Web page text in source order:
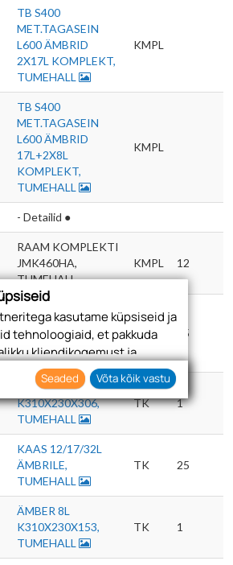
TB S400
MET.TAGASEIN
L600 ÄMBRID
2X17L KOMPLEKT,
TUMEHALL
KMPL
TB S400
MET.TAGASEIN
L600 ÄMBRID
17L+2X8L
KOMPLEKT,
TUMEHALL
KMPL
- Detailid ●
RAAM KOMPLEKTI
JMK460HA,
TUMEHALL
KMPL 12
KOMPLEKTI
JMK460HA,
TUMEHALL
TK 25
ÄMBER 17L
K310X230X306,
TUMEHALL
TK 1
KAAS 12/17/32L
ÄMBRILE,
TUMEHALL
TK 25
ÄMBER 8L
K310X230X153,
TUMEHALL
TK 1
kasutame küpsiseid ja
tehnoloogiaid, et pakkuda
kliendikogemust ja
oma teabe kogumiseks ja
küpsiseid ja
Samuti saate oma nõusoleku
menüüdes nuppu "Seaded".
Seaded Võta kõik vastu